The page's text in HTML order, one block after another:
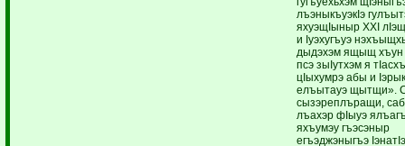
лъэныкъуэкIэ
яхуэщIыныр XXI
и Iуэхугъуэ
дыдэхэм ящыщ хъун
псэ зыIутхэм я
цIыхумрэ абы и
елъытауэ щытщи».
сызэреплъращи,
лъахэр фIыуэ
яхъумэу гъэсэныр
егъэджэныгъэ